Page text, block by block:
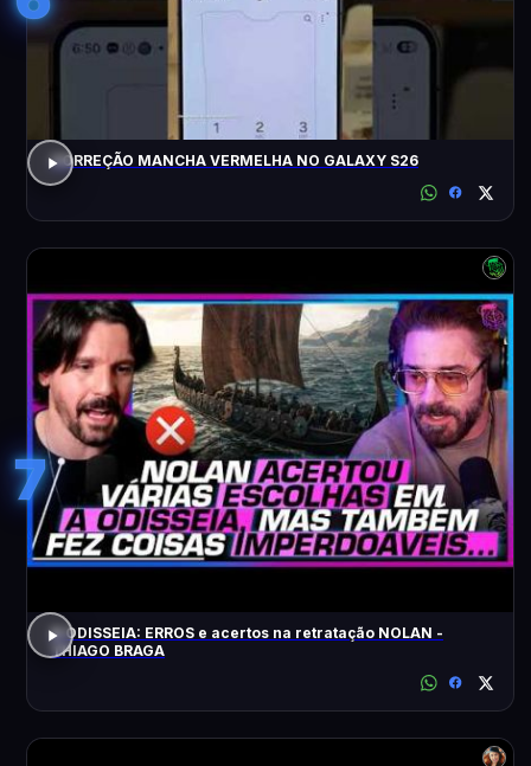
CORREÇÃO MANCHA VERMELHA NO GALAXY S26
7
A ODISSEIA: ERROS e acertos na retratação NOLAN -
THIAGO BRAGA